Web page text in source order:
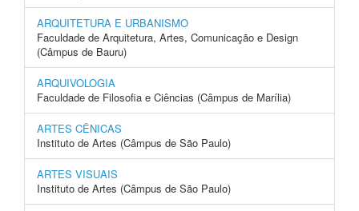
ARQUITETURA E URBANISMO
Faculdade de Arquitetura, Artes, Comunicação e Design
(Câmpus de Bauru)
ARQUIVOLOGIA
Faculdade de Filosofia e Ciências (Câmpus de Marília)
ARTES CÊNICAS
Instituto de Artes (Câmpus de São Paulo)
ARTES VISUAIS
Instituto de Artes (Câmpus de São Paulo)